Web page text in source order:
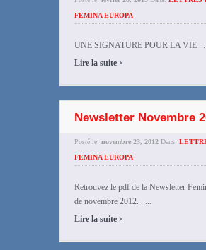
FEMINA EUROPA
UNE SIGNATURE POUR LA VIE ...
Lire la suite ›
Newsletter Novembre
Posté le: novembre 23, 2012 Dans:
FEMINA EUROPA
Retrouvez le pdf de la Newsletter
de novembre 2012. ...
Lire la suite ›